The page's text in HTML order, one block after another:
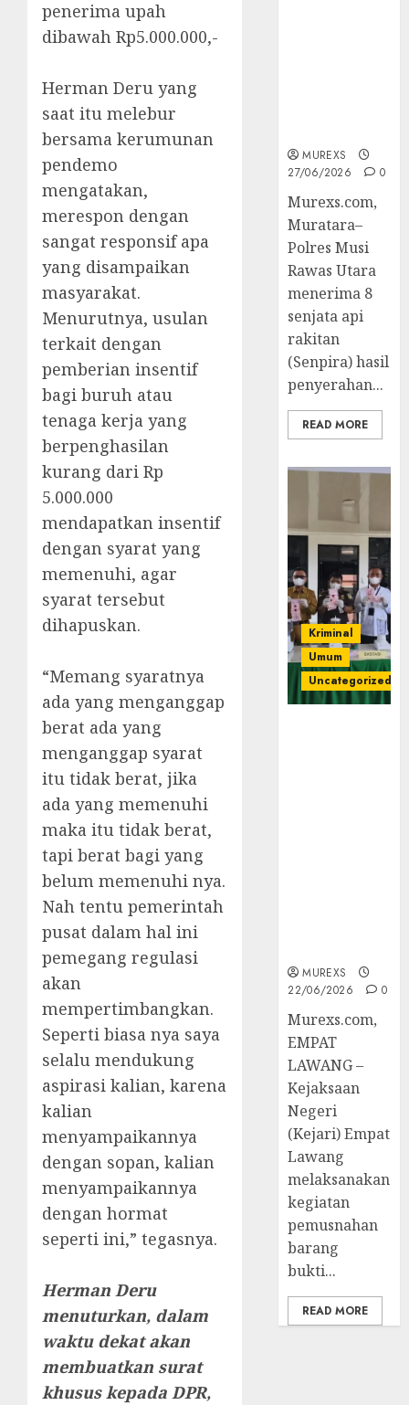
penerima upah
dibawah Rp5.000.000,-
Herman Deru yang
saat itu melebur
bersama kerumunan
pendemo
mengatakan,
merespon dengan
sangat responsif apa
yang disampaikan
masyarakat.
Menurutnya, usulan
terkait dengan
pemberian insentif
bagi buruh atau
tenaga kerja yang
berpenghasilan
kurang dari Rp
5.000.000
mendapatkan insentif
dengan syarat yang
memenuhi, agar
syarat tersebut
dihapuskan.
“Memang syaratnya
ada yang menganggap
berat ada yang
menganggap syarat
itu tidak berat, jika
ada yang memenuhi
maka itu tidak berat,
tapi berat bagi yang
belum memenuhi nya.
Nah tentu pemerintah
pusat dalam hal ini
pemegang regulasi
akan
mempertimbangkan.
Seperti biasa nya saya
selalu mendukung
aspirasi kalian, karena
kalian
menyampaikannya
dengan sopan, kalian
menyampaikannya
dengan hormat
seperti ini,” tegasnya.
Herman Deru
menuturkan, dalam
waktu dekat akan
membuatkan surat
khusus kepada DPR,
MUREXS
27/06/2026
0
Murexs.com,
Muratara–
Polres Musi
Rawas Utara
menerima 8
senjata api
rakitan
(Senpira) hasil
penyerahan...
READ MORE
Kriminal
Umum
Uncategorized
MUREXS
22/06/2026
0
‎Murexs.com,
EMPAT
LAWANG –
Kejaksaan
Negeri
(Kejari) Empat
Lawang
melaksanakan
kegiatan
pemusnahan
barang
bukti...
READ MORE